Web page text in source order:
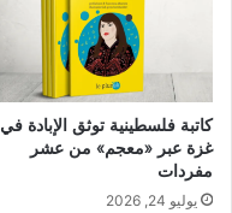
كاتبة فلسطينية توثق الإبادة في
غزة عبر «معجم» من عشر
مفردات
يوليو 24, 2026